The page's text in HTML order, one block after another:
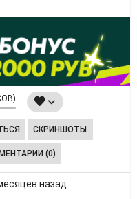
СКРИНШОТЫ
(0)
назад